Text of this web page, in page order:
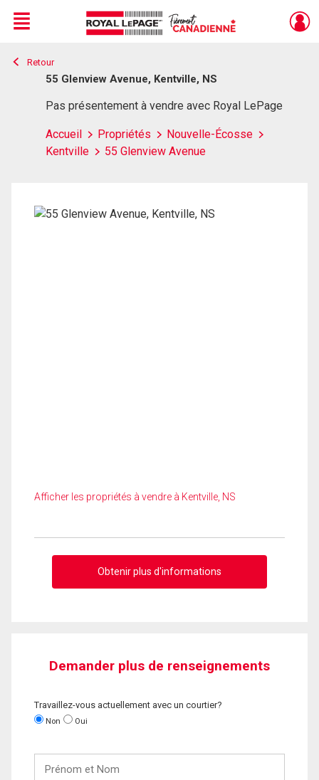
Live
En Direct
Menu
Retour
55 Glenview Avenue, Kentville, NS
Pas présentement à vendre avec Royal LePage
Accueil Propriétés
Nouvelle-Écosse
Kentville
55 Glenview Avenue
Afficher les propriétés à vendre à Kentville, NS
Obtenir plus d'informations
Demander plus de renseignements
Travaillez-vous actuellement avec un courtier?
Non Oui